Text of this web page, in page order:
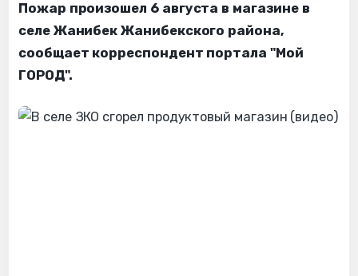
Пожар произошел 6 августа в магазине в
селе Жанибек Жанибекского района,
сообщает корреспондент портала "Мой
ГОРОД".